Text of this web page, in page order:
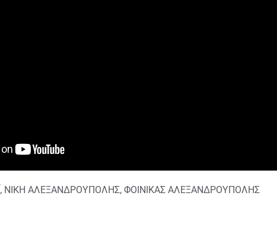
, ΝΙΚΗ ΑΛΕΞΑΝΔΡΟΥΠΟΛΗΣ, ΦΟΙΝΙΚΑΣ ΑΛΕΞΑΝΔΡΟΥΠΟΛΗΣ